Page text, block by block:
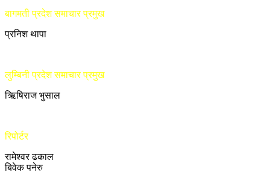
बागमती प्रदेश समाचार प्रमुख
प्रनिश थापा
लुम्बिनी प्रदेश समाचार प्रमुख
ऋिषिराज भुसाल
रिपोर्टर
रामेश्वर ढकाल
बिवेक पनेरु